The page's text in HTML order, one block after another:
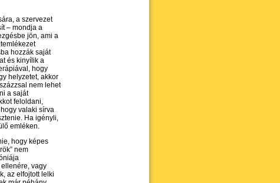
a szervezet
– mondja a
jön, ami a
hozzák saját
és kinyílik a
hogy
helyzetet, akkor
nem lehet
a saját
feloldani,
valaki sírva
Ha igényli,
emléken.
hogy képes
nem
vagy
az elfojtott lelki